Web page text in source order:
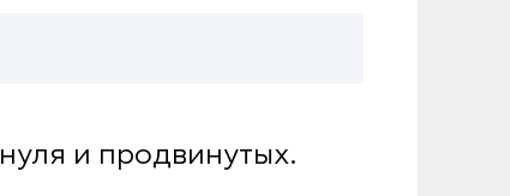
и продвинутых.